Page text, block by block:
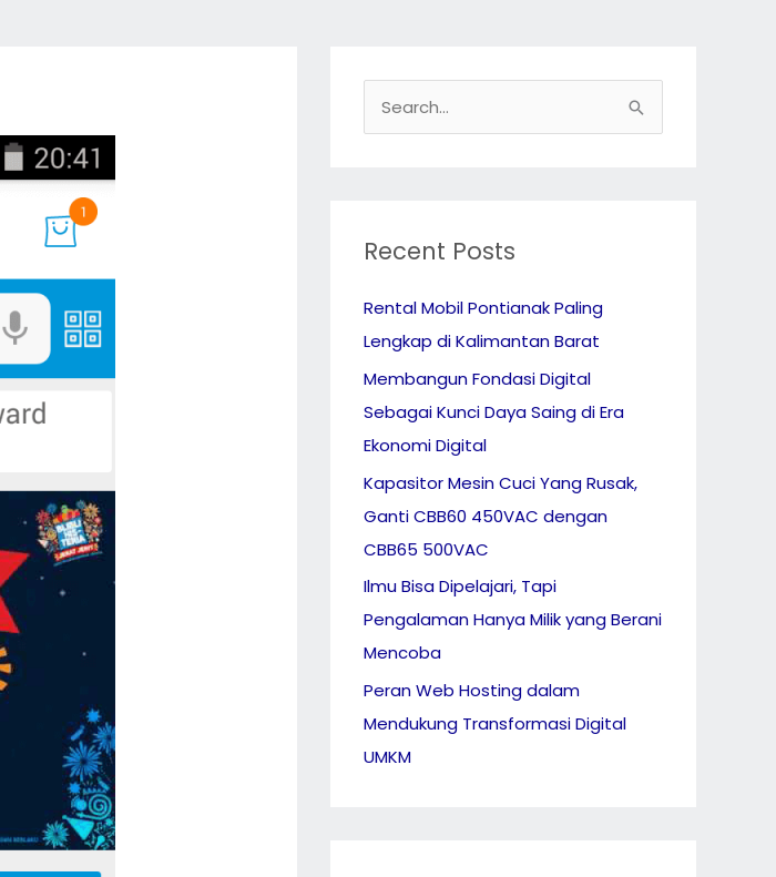
c
f
o
r
:
Recent Posts
Rental Mobil Pontianak Paling
Lengkap di Kalimantan Barat
Membangun Fondasi Digital
Sebagai Kunci Daya Saing di Era
Ekonomi Digital
Kapasitor Mesin Cuci Yang Rusak,
Ganti CBB60 450VAC dengan
CBB65 500VAC
Ilmu Bisa Dipelajari, Tapi
Pengalaman Hanya Milik yang Berani
Mencoba
Peran Web Hosting dalam
Mendukung Transformasi Digital
UMKM